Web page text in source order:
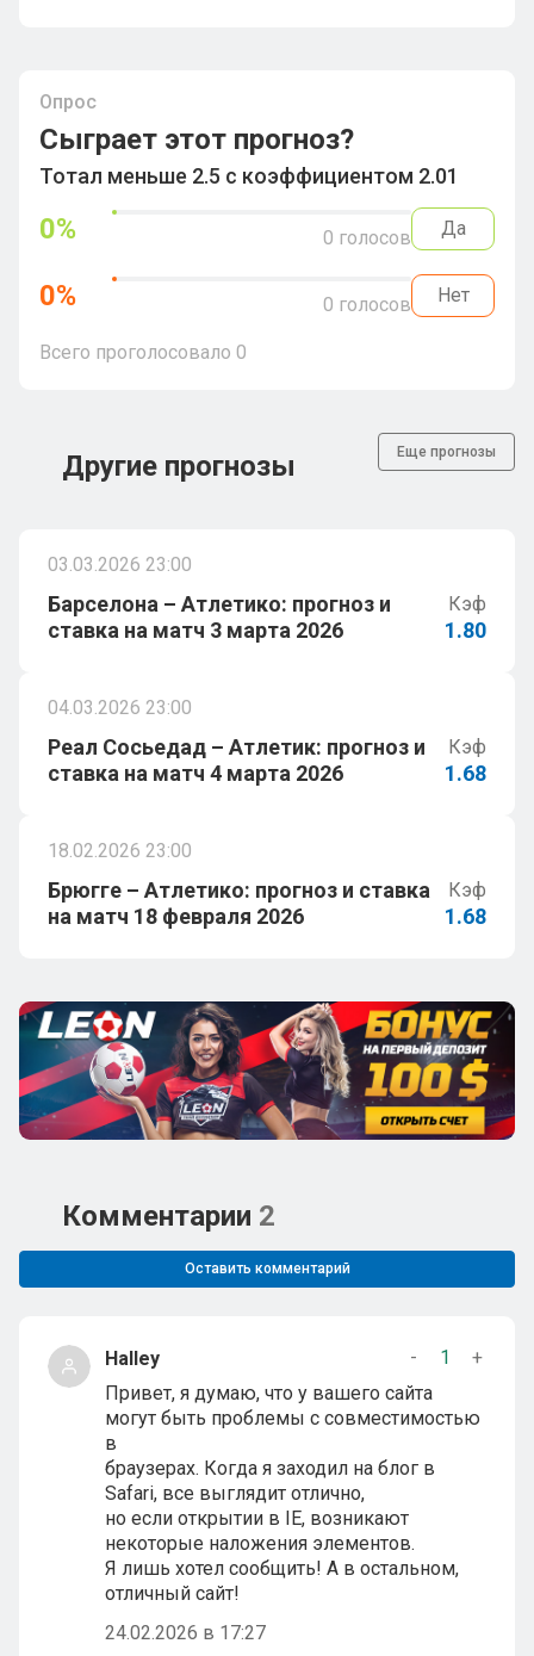
Опрос
Сыграет этот прогноз?
Тотал меньше 2.5 с коэффициентом 2.01
0% 0 голосов Да
0% 0 голосов Нет
Всего проголосовало 0
Другие прогнозы Еще прогнозы
03.03.2026 23:00
Барселона – Атлетико: прогноз и
ставка на матч 3 марта 2026
Кэф
1.80
04.03.2026 23:00
Реал Сосьедад – Атлетик: прогноз и
ставка на матч 4 марта 2026
Кэф
1.68
18.02.2026 23:00
Брюгге – Атлетико: прогноз и ставка
на матч 18 февраля 2026
Кэф
1.68
Комментарии 2
Оставить комментарий
Halley - 1
+
Привет, я думаю, что у вашего сайта
могут быть проблемы с совместимостью
в
браузерах. Когда я заходил на блог в
Safari, все выглядит отлично,
но если открытии в IE, возникают
некоторые наложения элементов.
Я лишь хотел сообщить! А в остальном,
отличный сайт!
24.02.2026 в 17:27